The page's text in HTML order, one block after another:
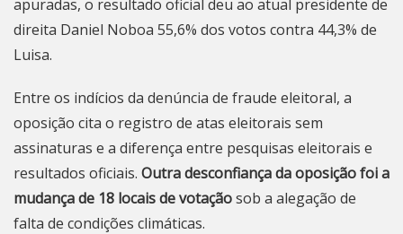
apuradas, o resultado oficial deu ao atual presidente de
direita Daniel Noboa 55,6% dos votos contra 44,3% de
Luisa.
Entre os indícios da denúncia de fraude eleitoral, a
oposição cita o registro de atas eleitorais sem
assinaturas e a diferença entre pesquisas eleitorais e
resultados oficiais. Outra desconfiança da oposição foi a
mudança de 18 locais de votaçãosob a alegação de
falta de condições climáticas.